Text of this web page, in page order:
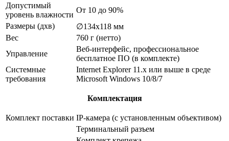
Допустимый
уровень влажности
От 10 до 90%
Размеры (дхв)
∅134х118 мм
Вес
760 г (нетто)
Управление
Веб-интерфейс, профессиональное
бесплатное ПО (в комплекте)
Системные
требования
Internet Explorer 11.х или выше в среде
Microsoft Windows 10/8/7
Комплектация
Комплект поставки IP-камера (с установленным объективом)
Терминальный разъем